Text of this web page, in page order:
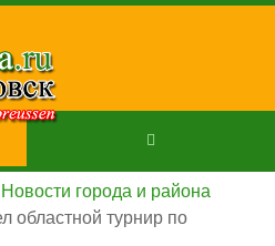
Новости города и района
областной турнир по